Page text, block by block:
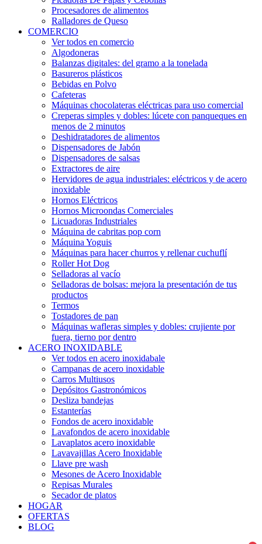
Procesadores de alimentos
Ralladores de Queso
COMERCIO
Ver todos en comercio
Algodoneras
Balanzas digitales: del gramo a la tonelada
Basureros plásticos
Bebidas en Polvo
Cafeteras
Máquinas chocolateras eléctricas para uso comercial
Creperas simples y dobles: lúcete con panqueques en
menos de 2 minutos
Deshidratadores de alimentos
Dispensadores de Jabón
Dispensadores de salsas
Extractores de aire
Hervidores de agua industriales: eléctricos y de acero
inoxidable
Hornos Eléctricos
Hornos Microondas Comerciales
Licuadoras Industriales
Máquina de cabritas pop corn
Máquina Yoguis
Máquinas para hacer churros y rellenar cuchuflí
Roller Hot Dog
Selladoras al vacío
Selladoras de bolsas: mejora la presentación de tus
productos
Termos
Tostadores de pan
Máquinas wafleras simples y dobles: crujiente por
fuera, tierno por dentro
ACERO INOXIDABLE
Ver todos en acero inoxidabale
Campanas de acero inoxidable
Carros Multiusos
Depósitos Gastronómicos
Desliza bandejas
Estanterías
Fondos de acero inoxidable
Lavafondos de acero inoxidable
Lavaplatos acero inoxidable
Lavavajillas Acero Inoxidable
Llave pre wash
Mesones de Acero Inoxidable
Repisas Murales
Secador de platos
HOGAR
OFERTAS
BLOG